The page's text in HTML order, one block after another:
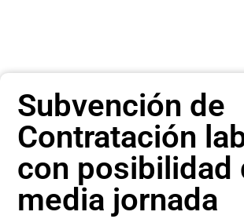
Subvención de
Contratación
con posibilidad
media jornada